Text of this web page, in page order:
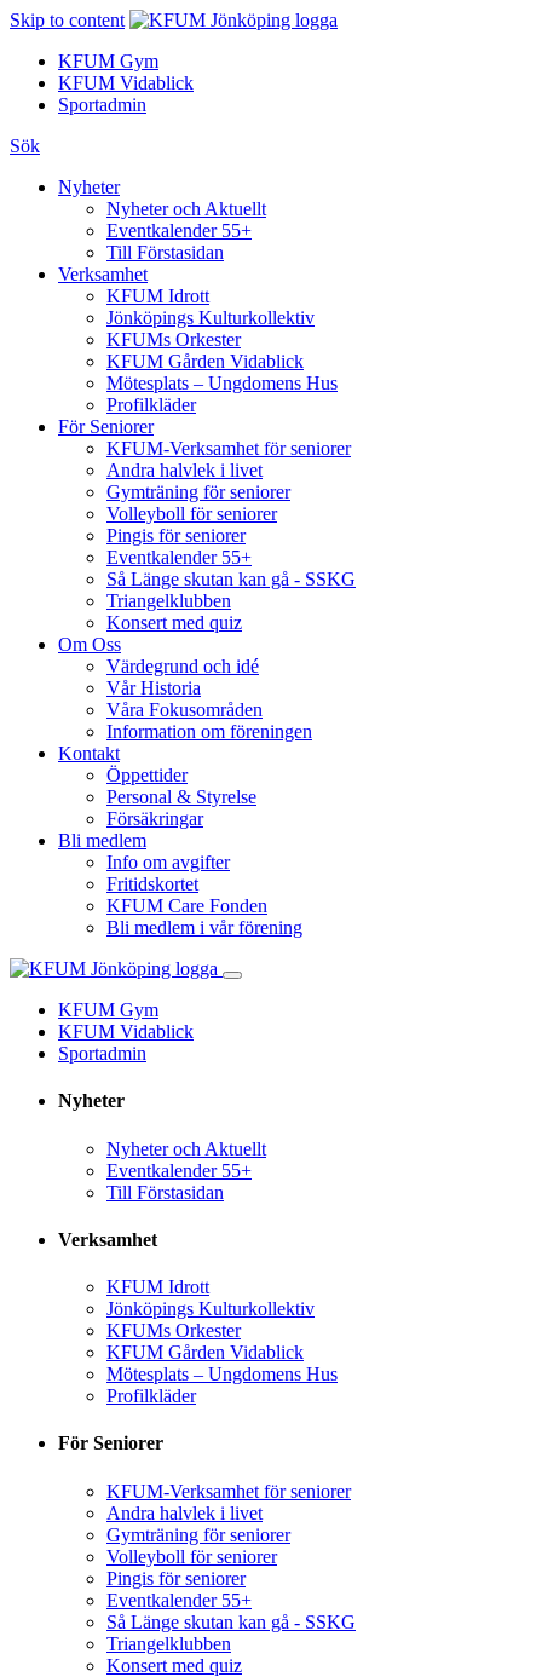
Skip to content
KFUM Gym
KFUM Vidablick
Sportadmin
Sök
Nyheter
Nyheter och Aktuellt
Eventkalender 55+
Till Förstasidan
Verksamhet
KFUM Idrott
Jönköpings Kulturkollektiv
KFUMs Orkester
KFUM Gården Vidablick
Mötesplats – Ungdomens Hus
Profilkläder
För Seniorer
KFUM-Verksamhet för seniorer
Andra halvlek i livet
Gymträning för seniorer
Volleyboll för seniorer
Pingis för seniorer
Eventkalender 55+
Så Länge skutan kan gå - SSKG
Triangelklubben
Konsert med quiz
Om Oss
Värdegrund och idé
Vår Historia
Våra Fokusområden
Information om föreningen
Kontakt
Öppettider
Personal & Styrelse
Försäkringar
Bli medlem
Info om avgifter
Fritidskortet
KFUM Care Fonden
Bli medlem i vår förening
KFUM Gym
KFUM Vidablick
Sportadmin
Nyheter
Nyheter och Aktuellt
Eventkalender 55+
Till Förstasidan
Verksamhet
KFUM Idrott
Jönköpings Kulturkollektiv
KFUMs Orkester
KFUM Gården Vidablick
Mötesplats – Ungdomens Hus
Profilkläder
För Seniorer
KFUM-Verksamhet för seniorer
Andra halvlek i livet
Gymträning för seniorer
Volleyboll för seniorer
Pingis för seniorer
Eventkalender 55+
Så Länge skutan kan gå - SSKG
Triangelklubben
Konsert med quiz